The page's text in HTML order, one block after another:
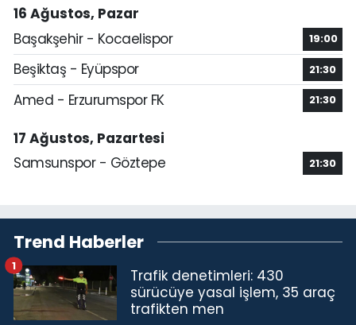
16 Ağustos, Pazar
Başakşehir - Kocaelispor
19:00
Beşiktaş - Eyüpspor 21:30
Amed - Erzurumspor FK 21:30
17 Ağustos, Pazartesi
Samsunspor - Göztepe
21:30
Trend Haberler
Trafik denetimleri: 430
sürücüye yasal işlem, 35 araç
trafikten men
1